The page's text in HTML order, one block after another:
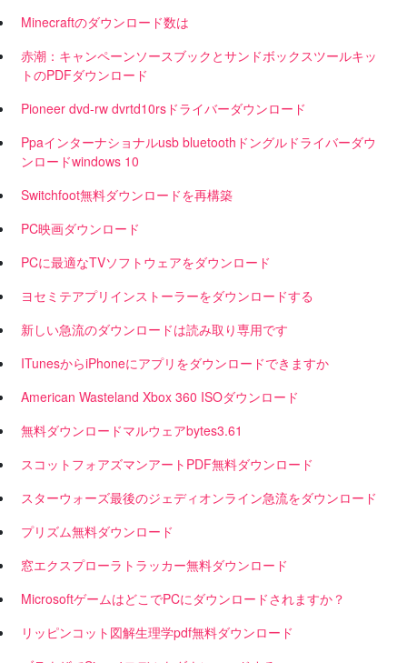
Minecraftのダウンロード数は
赤潮：キャンペーンソースブックとサンドボックスツールキッ
トのPDFダウンロード
Pioneer dvd-rw dvrtd10rsドライバーダウンロード
Ppaインターナショナルusb bluetoothドングルドライバーダウ
ンロードwindows 10
Switchfoot無料ダウンロードを再構築
PC映画ダウンロード
PCに最適なTVソフトウェアをダウンロード
ヨセミテアプリインストーラーをダウンロードする
新しい急流のダウンロードは読み取り専用です
ITunesからiPhoneにアプリをダウンロードできますか
American Wasteland Xbox 360 ISOダウンロード
無料ダウンロードマルウェアbytes3.61
スコットフォアズマンアートPDF無料ダウンロード
スターウォーズ最後のジェディオンライン急流をダウンロード
プリズム無料ダウンロード
窓エクスプローラトラッカー無料ダウンロード
MicrosoftゲームはどこでPCにダウンロードされますか？
リッピンコット図解生理学pdf無料ダウンロード